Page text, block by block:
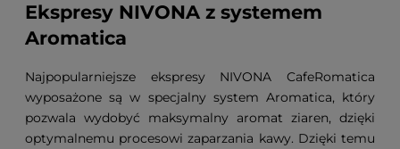
Ekspresy NIVONA z systemem
Aromatica
Najpopularniejsze ekspresy NIVONA CafeRomatica
wyposażone są w specjalny system Aromatica, który
pozwala wydobyć maksymalny aromat ziaren, dzięki
optymalnemu procesowi zaparzania kawy. Dzięki temu